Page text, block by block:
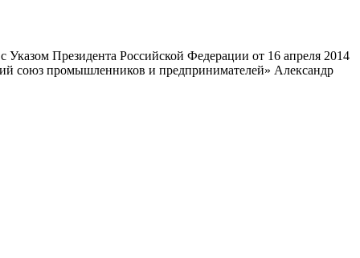
Президента Российской Федерации от 16 апреля 2014
союз промышленников и предпринимателей» Александр